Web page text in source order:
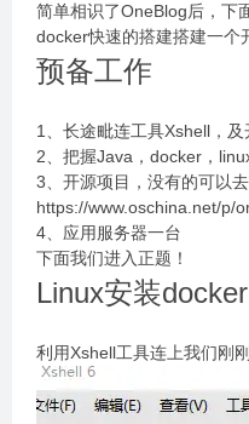
简单相识了OneBlog后，下
docker快速的搭建搭建一个
预备工作
1、长途毗连工具Xshell，
2、把握Java，docker，
3、开源项目，没有的可以
https://www.oschina.net/p/
4、应用服务器一台
下面我们进入正题！
Linux安装docker
利用Xshell工具连上我们刚